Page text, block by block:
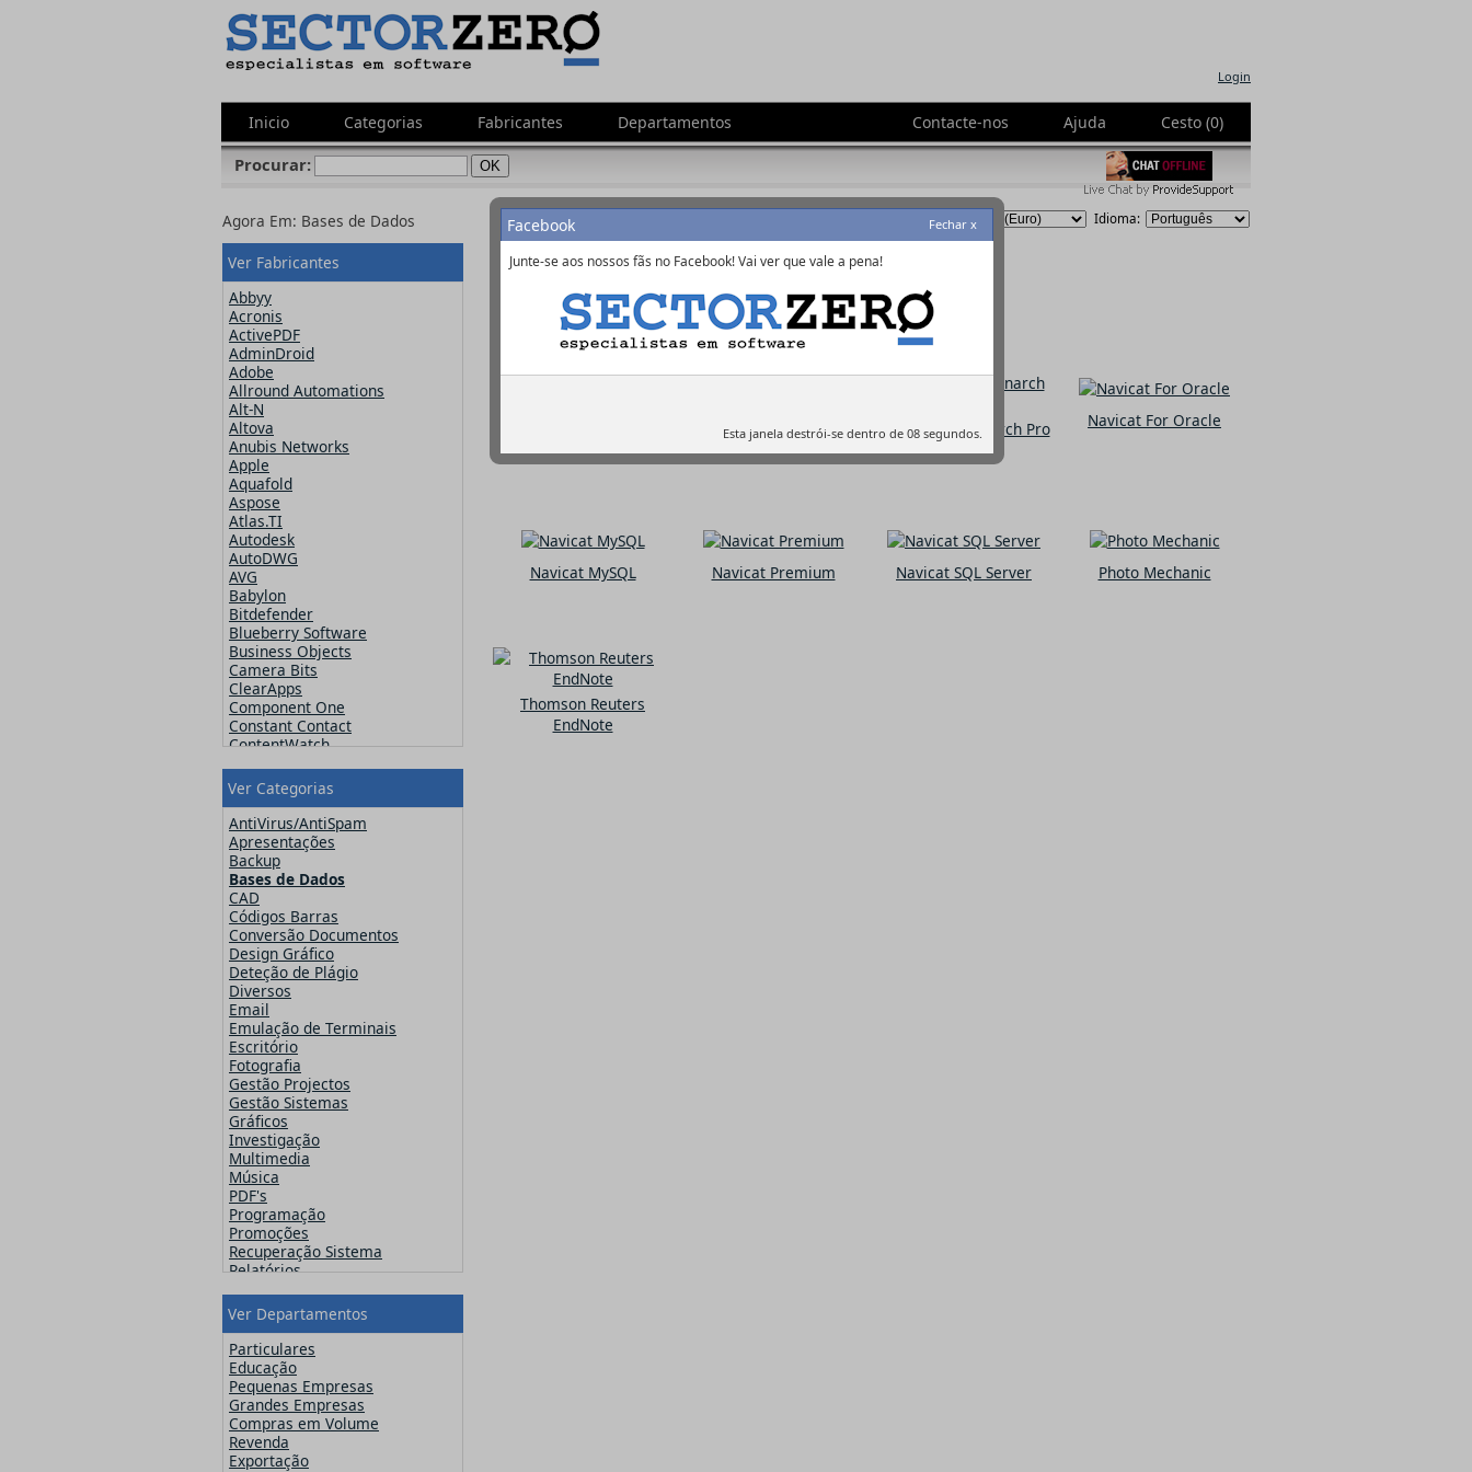
Login
Inicio Categorias Fabricantes Departamentos Cesto (0)
Ajuda
Contacte-nos
Procurar:
Idioma:
Moeda:
Agora Em: Bases de Dados
Ver Fabricantes
Abbyy
Acronis
ActivePDF
AdminDroid
Adobe
Allround Automations
Alt-N
Altova
Anubis Networks
Apple
Aquafold
Aspose
Atlas.TI
Autodesk
AutoDWG
AVG
Babylon
Bitdefender
Blueberry Software
Business Objects
Camera Bits
ClearApps
Component One
Constant Contact
ContentWatch
Crucial
CutePDF
CuteSoft
CZ Solution
DameWare
Datawatch
Devart
DevExpress
ElcomSoft
ESET
Exclaimer
Famatech
Faronics
FinalWire
Flexera
Flipping Book
GFI
Globalscape
IDM Computer Solutions
Incomedia Software
Infacta
Infragistics
iSpring Solutions, Inc.
Jam Software
JetBrains
Kaspersky
Lansweeper
Maxon
MAXQDA - Verbi
McAfee
Microsoft
Navicat
Nero
Netsarang
Network Automation
Ver Categorias
AntiVirus/AntiSpam
Apresentações
Backup
Bases de Dados
CAD
Códigos Barras
Conversão Documentos
Design Gráfico
Deteção de Plágio
Diversos
Email
Emulação de Terminais
Escritório
Fotografia
Gestão Projectos
Gestão Sistemas
Gráficos
Investigação
Multimedia
Música
PDF's
Programação
Promoções
Recuperação Sistema
Relatórios
Sistemas Operativos
Utilitários
Video
Web Design
Ver Departamentos
Particulares
Educação
Pequenas Empresas
Grandes Empresas
Compras em Volume
Revenda
Exportação
PL/SQL Developer 8
Datawatch Monarch Pro Navicat For Oracle
Navicat MySQL Navicat Premium Navicat SQL Server Photo Mechanic
Thomson Reuters
EndNote
Fechar x
Facebook
Junte-se aos nossos fãs no Facebook! Vai ver que vale a pena!
Esta janela destrói-se dentro de 08 segundos.